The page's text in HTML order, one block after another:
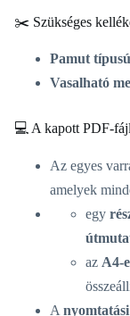
✂️ Szükséges
Pamut
Vasalható
💻 A kapott PDF-
Az egyes
amelyek
egy
az A4-
A